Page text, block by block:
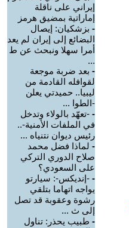
إيراني على ناقلة
إماراتية بمضيق هرمز
- بزشكيان: إيصال
البضائع إلى إيران لم يعد
أمرا سهلا ونبحث عن ط
...
- بعد ضربة موجعة
لقوافله القادمة من
ليبيا.. حميدتي يعلن
-الطوا ...
- -تعهّد بالولاء وتدخل
في الملفات الأمنية-..
رئيس ديوان نتنياه ...
- لماذا فضل محمد
صلاح الدوري التركي
على السعودي؟
- -إنديكس-: سيارتو
يواجه اتهاما بتلقي
رشوة وعقوبة قد تصل
إلى ث ...
- طبيب يحذر: تناول